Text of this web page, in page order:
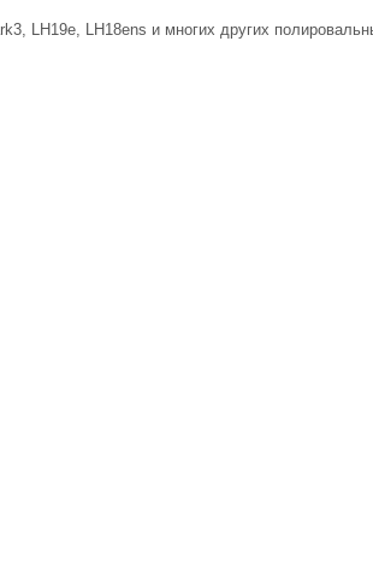
LH19e, LH18ens и многих других